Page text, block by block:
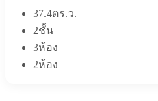
37.4ตร.ว.
2ชั้น
3ห้อง
2ห้อง